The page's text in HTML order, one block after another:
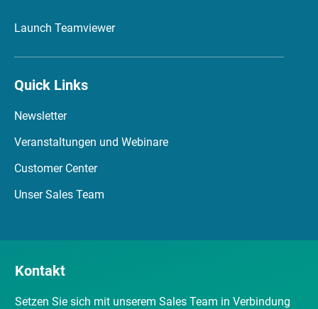
Launch Teamviewer
Quick Links
Newsletter
Veranstaltungen und Webinare
Customer Center
Unser Sales Team
Kontakt
Setzen Sie sich mit unserem Sales Team in Verbindung